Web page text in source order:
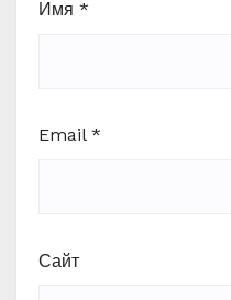
Имя *
Email *
Сайт